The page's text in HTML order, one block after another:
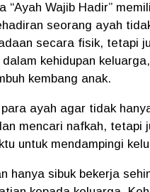
“Ayah Wajib Hadir”
seorang ayah
secara fisik, tetapi
kehidupan
kembang anak.
ayah agar tidak
mencari nafkah, tetapi
untuk mendampingi
hanya sibuk bekerja